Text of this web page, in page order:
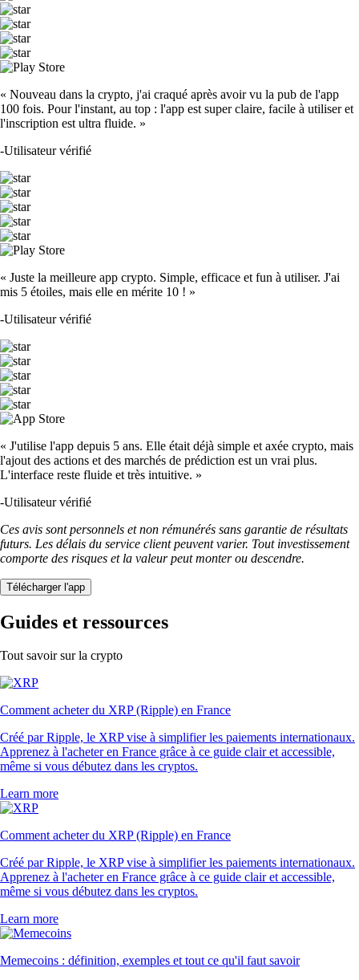
« Nouveau dans la crypto, j'ai craqué après avoir vu la pub de l'app
100 fois. Pour l'instant, au top : l'app est super claire, facile à utiliser et
l'inscription est ultra fluide. »
-Utilisateur vérifié
« Juste la meilleure app crypto. Simple, efficace et fun à utiliser. J'ai
mis 5 étoiles, mais elle en mérite 10 ! »
-Utilisateur vérifié
« J'utilise l'app depuis 5 ans. Elle était déjà simple et axée crypto, mais
l'ajout des actions et des marchés de prédiction est un vrai plus.
L'interface reste fluide et très intuitive. »
-Utilisateur vérifié
Ces avis sont personnels et non rémunérés sans garantie de résultats
futurs. Les délais du service client peuvent varier. Tout investissement
comporte des risques et la valeur peut monter ou descendre.
Télécharger l'app
Guides et ressources
Tout savoir sur la crypto
Comment acheter du XRP (Ripple) en France
Créé par Ripple, le XRP vise à simplifier les paiements internationaux.
Apprenez à l'acheter en France grâce à ce guide clair et accessible,
même si vous débutez dans les cryptos.
Learn more
Comment acheter du XRP (Ripple) en France
Créé par Ripple, le XRP vise à simplifier les paiements internationaux.
Apprenez à l'acheter en France grâce à ce guide clair et accessible,
même si vous débutez dans les cryptos.
Learn more
Memecoins : définition, exemples et tout ce qu'il faut savoir